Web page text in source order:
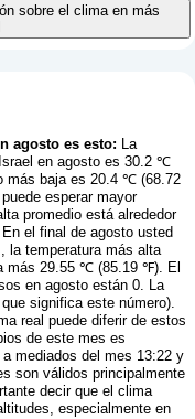
sobre el clima en más
agosto es esto: La
en agosto es 30.2 ℃
más baja es 20.4 ℃ (68.72
esperar mayor
promedio está alrededor
el final de agosto usted
la temperatura más alta
más 29.55 ℃ (85.19 ℉). El
en agosto están 0. La
significa este número).
real puede diferir de estos
de este mes es
mediados del mes 13:22 y
son válidos principalmente
decir que el clima
especialmente en